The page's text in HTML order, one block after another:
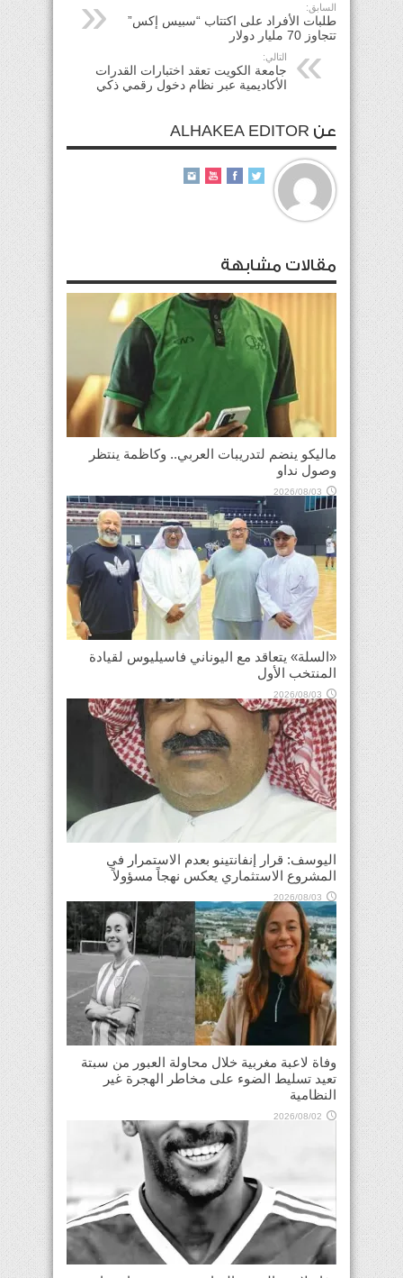
السابق:
طلبات الأفراد على اكتتاب “سبيس إكس”
تتجاوز 70 مليار دولار
التالي:
جامعة الكويت تعقد اختبارات القدرات
الأكاديمية عبر نظام دخول رقمي ذكي
عن ALHAKEA EDITOR
مقالات مشابهة
ماليكو ينضم لتدريبات العربي.. وكاظمة ينتظر
وصول نداو
2026/08/03
«السلة» يتعاقد مع اليوناني فاسيليوس لقيادة
المنتخب الأول
2026/08/03
اليوسف: قرار إنفانتينو بعدم الاستمرار في
المشروع الاستثماري يعكس نهجاً مسؤولاً
2026/08/03
وفاة لاعبة مغربية خلال محاولة العبور من سبتة
تعيد تسليط الضوء على مخاطر الهجرة غير
النظامية
2026/08/02